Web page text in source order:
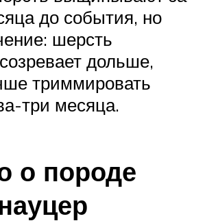
до события, но
шерсть
дольше,
триммировать
три месяца.
о породе